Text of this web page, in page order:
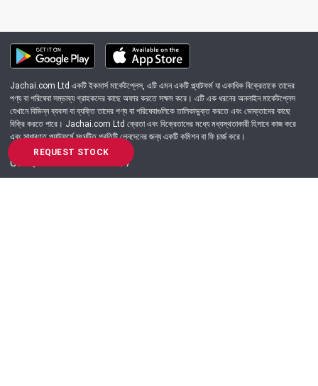
REQUEST STOCK
Jachai.com Ltd একটি ইকমার্স মার্কেটপ্লেস, এটি এমন একটি প্ল্যাটফর্ম যা একাধিক বিক্রেতাকে তাদের
পণ্য বা পরিষেবা সম্ভাব্য গ্রাহকদের কাছে অফার করতে সক্ষম করে। এটি এক ধরনের অনলাইন মার্কেটপ্লেস
যেখানে বিভিন্ন ব্যবসা বা ব্যক্তি তাদের পণ্য বা পরিষেবাগুলিকে তালিকাভুক্ত করতে এবং ভোক্তাদের কাছে
বিক্রি করতে পারে। Jachai.com Ltd ক্রেতা এবং বিক্রেতাদের মধ্যে মধ্যস্থতাকারী হিসাবে কাজ করে
এবং সাধারণত প্ল্যাটফর্মে সংঘটিত প্রতিটি লেনদেনের জন্য একটি কমিশন বা ফি চার্জ করে।
Got Question? Call us 24/7